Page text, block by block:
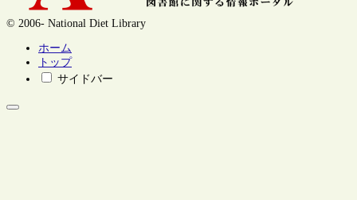
© 2006- National Diet Library
ホーム
トップ
サイドバー